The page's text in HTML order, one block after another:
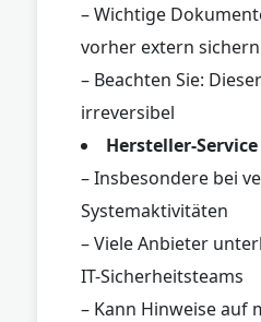
– Wichtige
vorher extern sichern
– Beachten Sie:
irreversibel
Hersteller-
– Insbesondere bei
Systemaktivitäten
– Viele Anbieter
IT-Sicherheitsteams
– Kann Hinweise auf